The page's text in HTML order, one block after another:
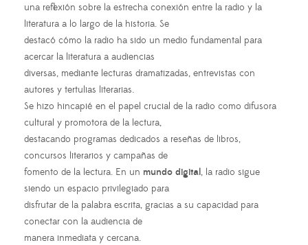
una reflexión sobre la estrecha conexión entre la radio y la
literatura a lo largo de la historia. Se
destacó cómo la radio ha sido un medio fundamental para
acercar la literatura a audiencias
diversas, mediante lecturas dramatizadas, entrevistas con
autores y tertulias literarias.
Se hizo hincapié en el papel crucial de la radio como difusora
cultural y promotora de la lectura,
destacando programas dedicados a reseñas de libros,
concursos literarios y campañas de
fomento de la lectura. En un mundo digital, la radio sigue
siendo un espacio privilegiado para
disfrutar de la palabra escrita, gracias a su capacidad para
conectar con la audiencia de
manera inmediata y cercana.